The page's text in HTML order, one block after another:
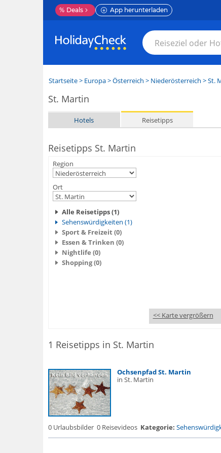
% Deals App herunterladen
Startseite> Europa>Österreich > Niederösterreich >St.
St. Martin
Hotels Reisetipps
Reisetipps St. Martin
Region
Ort
Alle Reisetipps (1)
Sehenswürdigkeiten (1)
Sport & Freizeit (0)
Essen & Trinken (0)
Nightlife (0)
Shopping (0)
<< Karte vergrößern
1 Reisetipps in St. Martin
Ochsenpfad St. Martin
in St. Martin
0 Urlaubsbilder 0 Reisevideos Kategorie: